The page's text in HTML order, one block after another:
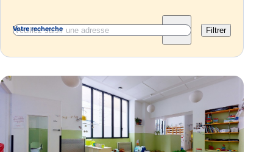
Votre recherche Filtrer